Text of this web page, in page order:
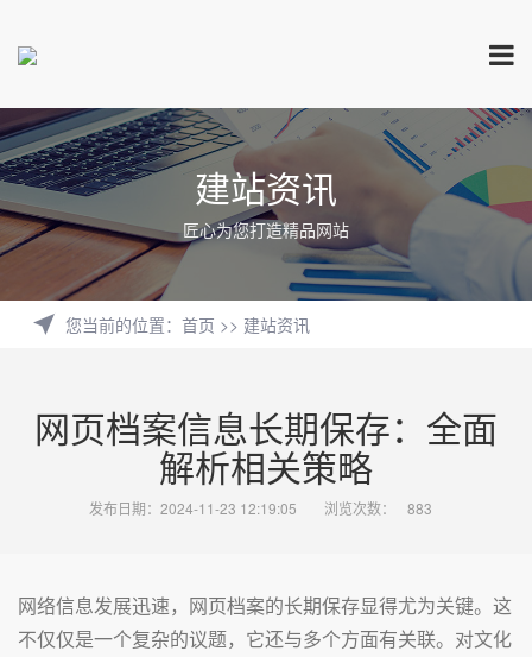
建站资讯
匠心为您打造精品网站
您当前的位置： 首页 >> 建站资讯
网页档案信息长期保存：全面
解析相关策略
发布日期：2024-11-23 12:19:05 浏览次数： 883
网络信息发展迅速，网页档案的长期保存显得尤为关键。这
不仅仅是一个复杂的议题，它还与多个方面有关联。对文化